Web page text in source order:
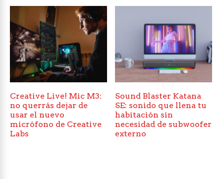
Creative Live! Mic M3:
no querrás dejar de
usar el nuevo
micrófono de Creative
Labs
Sound Blaster Katana
SE: sonido que llena tu
habitación sin
necesidad de subwoofer
externo